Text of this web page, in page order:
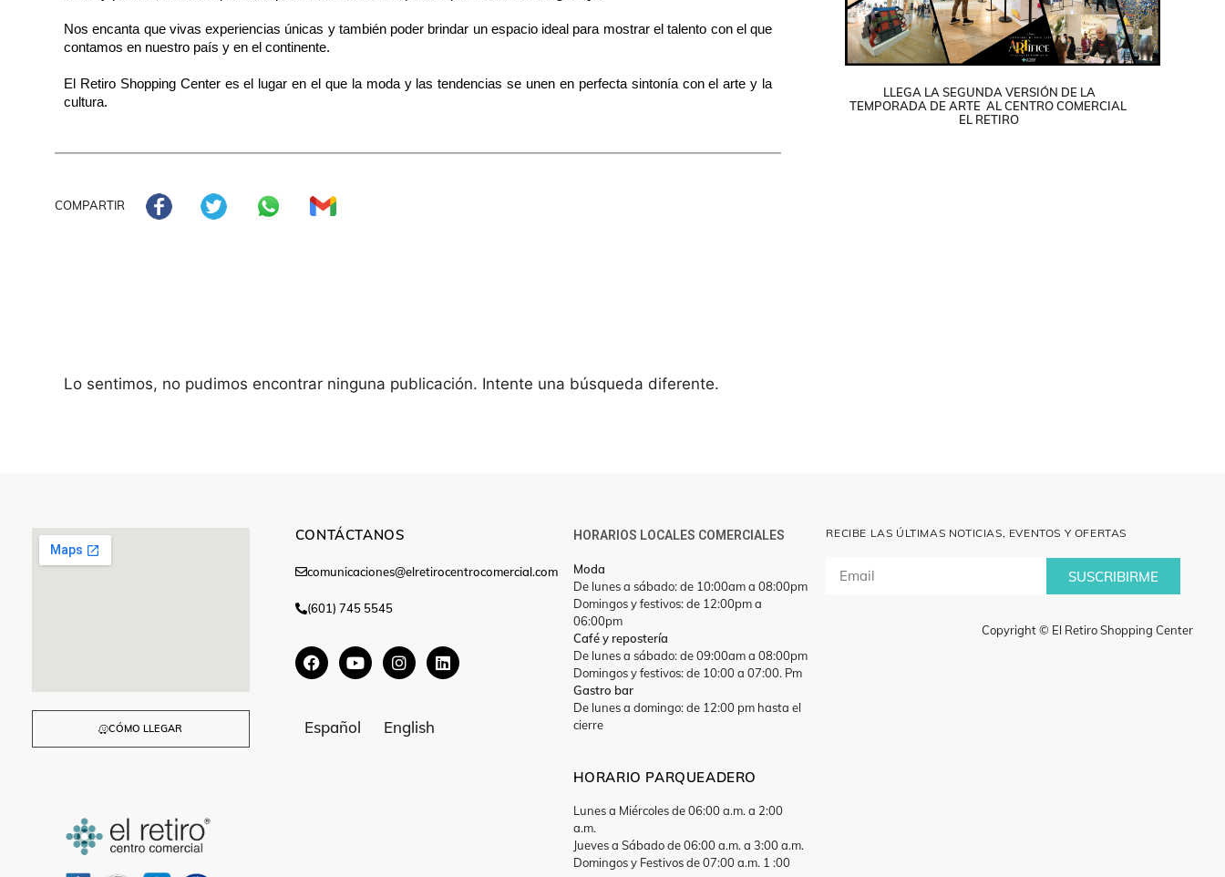
Nos encanta que vivas experiencias únicas y también poder brindar un espacio ideal para mostrar el talento con el que
contamos en nuestro país y en el continente.
El Retiro Shopping Center es el lugar en el que la moda y las tendencias se unen en perfecta sintonía con el arte y la
cultura.
COMPARTIR
LLEGA LA SEGUNDA VERSIÓN DE LA
TEMPORADA DE ARTE AL CENTRO COMERCIAL
EL RETIRO
Lo sentimos, no pudimos encontrar ninguna publicación. Intente una búsqueda diferente.
CÓMO LLEGAR
CONTÁCTANOS
comunicaciones@elretirocentrocomercial.com
(601) 745 5545
Español English
HORARIOS LOCALES COMERCIALES
Moda
De lunes a sábado: de 10:00am a 08:00pm
Domingos y festivos: de 12:00pm a
06:00pm
Café y repostería
De lunes a sábado: de 09:00am a 08:00pm
Domingos y festivos: de 10:00 a 07:00. Pm
Gastro bar
De lunes a domingo: de 12:00 pm hasta el
cierre
HORARIO PARQUEADERO
Lunes a Miércoles de 06:00 a.m. a 2:00
a.m.
Jueves a Sábado de 06:00 a.m. a 3:00 a.m.
Domingos y Festivos de 07:00 a.m. 1 :00
RECIBE LAS ÚLTIMAS NOTICIAS, EVENTOS Y OFERTAS
SUSCRIBIRME
Copyright © El Retiro Shopping Center